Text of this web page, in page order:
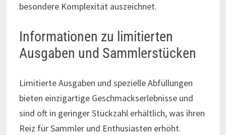
besondere Komplexität auszeichnet.
Informationen zu limitierten
Ausgaben und Sammlerstücken
Limitierte Ausgaben und spezielle Abfüllungen
bieten einzigartige Geschmackserlebnisse und
sind oft in geringer Stückzahl erhältlich, was ihren
Reiz für Sammler und Enthusiasten erhöht.